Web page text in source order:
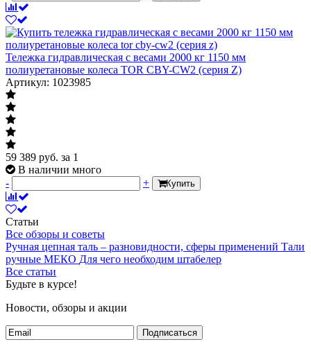
Тележка гидравлическая с весами 2000 кг 1150 мм
полиуретановые колеса TOR CBY-CW2 (серия Z)
Артикул: 1023985
59 389 руб. за 1
В наличии много
-
+ Купить
Статьи
Все обзоры и советы
Ручная цепная таль – разновидности, сферы применений Тали
ручные МЕКО Для чего необходим штабелер
Все статьи
Будьте в курсе!
Новости, обзоры и акции
Подписаться